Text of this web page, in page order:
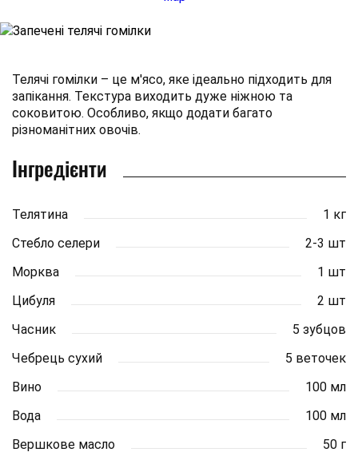
Телячі гомілки – це м'ясо, яке ідеально підходить для
запікання. Текстура виходить дуже ніжною та
соковитою. Особливо, якщо додати багато
різноманітних овочів.
Інгредієнти
Телятина
1 кг
Стебло селери
2-3 шт
Морква
1 шт
Цибуля
2 шт
Часник
5 зубцов
Чебрець сухий
5 веточек
Вино
100 мл
Вода
100 мл
Вершкове масло
50 г